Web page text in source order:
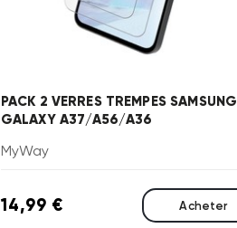
PACK 2 VERRES TREMPES SAMSUNG
GALAXY A37/A56/A36
MyWay
14,99 € Acheter